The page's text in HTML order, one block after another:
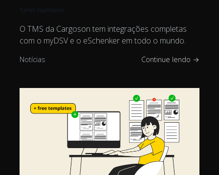
Tanel Vaarmann
O TMS da Cargoson tem integrações completas
com o myDSV e o eSchenker em todo o mundo.
Notícias Continue lendo →